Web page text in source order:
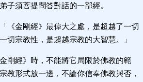
子須菩提問答對話的一部經。
《金剛經》最偉大之處，是超越了一切
切宗教性，是超越宗教的大智慧。」
剛經》時，不能將它局限於佛教的範
教形式放一邊，不論你信奉佛教與否，